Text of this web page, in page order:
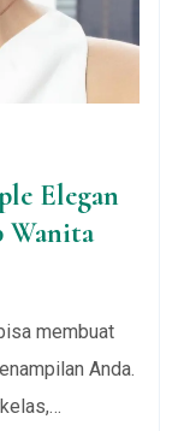
Elegan
Wanita
membuat
Anda.